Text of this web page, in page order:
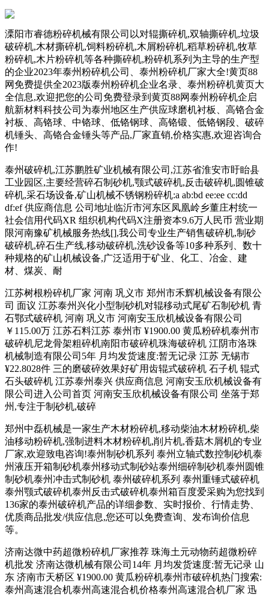
溧阳市睿德粉碎机械有限公司以对辊撕碎机,双轴撕碎机,垃圾
破碎机,木材撕碎机,饲料粉碎机,木屑粉碎机,稻草粉碎机,牧草
粉碎机,木片粉碎机等各种撕碎机,粉碎机系列为主导的生产型
的企业2023年泰州粉碎机公司、泰州粉碎机厂家大全!黄页88
网免费提供全2023版泰州粉碎机企业名录、泰州粉碎机黄页大
全信息,欢迎把您的公司免费登录到黄页88网泰州粉碎机企启
航新材料科技公司为泰州地区生产供应球磨机衬板、高铬合金
衬板、高铬球、中铬球、低铬钢球、高铬锻、低铬钢段、破碎
机锤头、高铬合金锤头等产品,厂家直销,价格实惠,欢迎咨询合
作!
泰州破碎机,江苏鹏胜矿业机械有限公司,江苏省淮安市盱眙县
工业园区,主要经营碎石制砂机,颚式破碎机,反击破碎机,圆锥破
碎机,采石场设备,矿山机械不锈钢粉碎机:a ab:bd ee:ee cc:dd
df:ef 供应商信息 公司地址临沂市河东区凤凰岭乡董庄村统一
社会信用代码XR 组织机构代码X注册资本9.6万人民币 营业期
限河南豫矿机械服务热线[],我公司专业生产销售破碎机,制砂
破碎机,碎石生产线,移动破碎机,洗砂设备等10多种系列、数十
种规格的矿山机械设备,广泛适用于矿业、化工、冶金、建
材、煤炭、耐
江苏树根粉碎机厂家 河南 巩义市 郑州市禾辉机械设备有限公
司 面议 江苏泰州兴化小型制砂机对辊移动式尾矿石制砂机 青
石鄂式破碎机 河南 巩义市 河南安玉欣机械设备有限公司
￥115.00万 江苏石料江苏 泰州市 ¥1900.00 黄瓜粉碎机泰州市
破碎机尼龙骨架粗碎机南阳市破碎机珠海破碎机 江阴市洛珠
机械制造有限公司5年 月均发货速度:暂无记录 江苏 无锡市
¥22.8028件 三的磨破碎效果好矿用齿辊式破碎机 石子机 辊式
石头破碎机 江苏泰州泰兴 供应商信息 河南安玉欣机械设备有
限公司进入公司首页 河南安玉欣机械设备有限公司 坐落于郑
州,专注于制砂机,破碎
郑州中磊机械是一家生产木材粉碎机,移动柴油木材粉碎机,柴
油移动粉碎机,强制进料木材粉碎机,削片机,香菇木屑机的专业
厂家,欢迎致电咨询!泰州制砂机系列 泰州立轴式数控制砂机泰
州液压开箱制砂机泰州移动式制砂站泰州细碎制砂机泰州圆锥
制砂机泰州冲击式制砂机 泰州破碎机系列 泰州重锤式破碎机
泰州颚式破碎机泰州反击式破碎机泰州箱百度爱采购为您找到
136家的泰州破碎机产品的详细参数、实时报价、行情走势、
优质商品批发/供应信息,您还可以免费查询、发布询价信息
等。
济南达微中药超微粉碎机厂家推荐 珠海土元动物药超微粉碎
机批发 济南达微机械有限公司14年 月均发货速度:暂无记录 山
东 济南市天桥区 ¥1900.00 黄瓜粉碎机泰州市破碎机热门搜索:
泰州高速混合机泰州高速混合机价格泰州高速混合机厂家 迅